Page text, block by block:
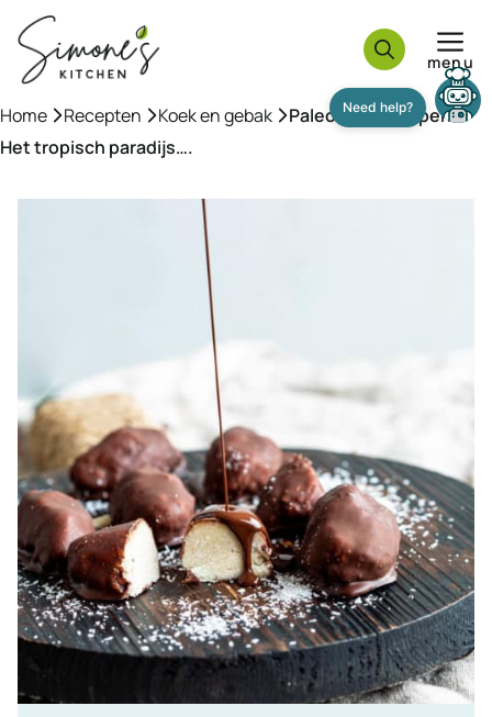
naar
inhoud
menu
Home »Recepten »Koek en gebak »Paleo bountyrepen –
Het tropisch paradijs….
Need help?